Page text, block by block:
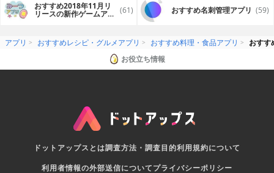
おすすめ2018年11月リ
リースの新作ゲームアプ (61) おすすめ名刺管理アプリ (59)
アプリ おすすめレシピ・グルメアプリ おすすめ料理・食品アプリ
おすす
お役立ち情報
ドットアップスとは調査方法・調査目的利用規約について
利用者情報の外部送信についてプライバシーポリシー